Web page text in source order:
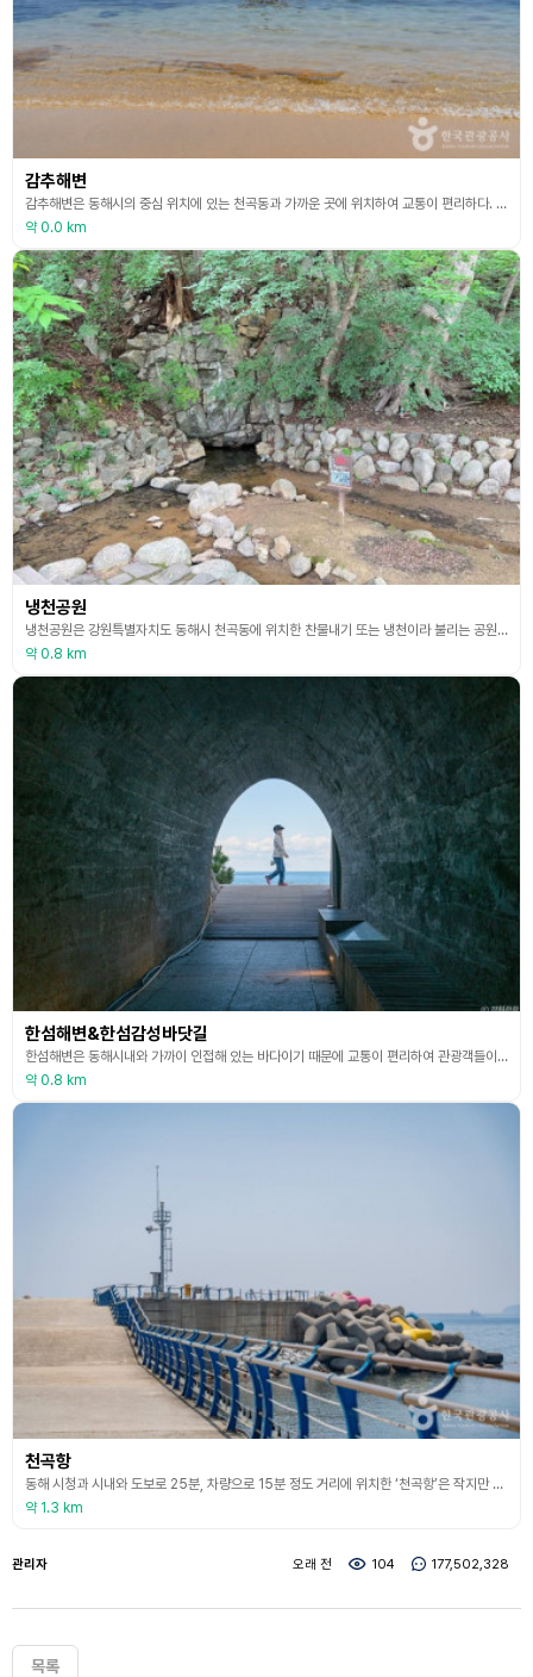
감추해변
감추해변은 동해시의 중심 위치에 있는 천곡동과 가까운 곳에 위치하여 교통이 편리하다. 주변에 좁고 긴 300여 m의 백사장이 있어 조용한 분위기 속에서 여행을 즐길 수 있다. 갯바위와 함께 울창한 송림이 둘러싼 이 해변에서는 바다낚시도 즐길 수 있어 싱싱하고 청정한 활어회를 맛볼 수 있다. 감추해변 인근에는 감추사라는 사찰이 있어 함께 관광을 즐길 수 있다.
약 0.0 km
냉천공원
냉천공원은 강원특별자치도 동해시 천곡동에 위치한 찬물내기 또는 냉천이라 불리는 공원이다. 이곳은 복수초를 비롯한 봄꽃들이 가장 빨리 개화하는 공원으로, 야생화를 사랑하는 사람들이 많이 방문하고 있다. 소규모 공원이지만 운동시설과 놀이시설을 갖추고 있으며, 희귀 수종인 말채나무, 주엽나무를 포함한 다양한 나무들과 야생화들이 산재하고 있어 아이들의 생태학습공원으로도 유명하다.
약 0.8 km
한섬해변&한섬감성바닷길
한섬해변은 동해시내와 가까이 인접해 있는 바다이기 때문에 교통이 편리하여 관광객들이 꼭 한 번은 들르는 관광 명소이다. 한섬이라는 팻말을 따라 언덕 아래로 내려가면 해수욕장과 이어지는 다리가 나오며 하얗고 고운 백사장과 함께 파랗고 넓은 바다가 펼쳐진다. 규모가 작기 때문에 한눈에도 해변의 끝과 끝이 보이고 인근 다른 유명 해변과 달리 한적하고 조용하기 때문에 여유 있게 바다를 즐기고 싶은 사람들이 많이 찾아온다. 해변을 둘러싸고 있는 울창한 송림과 바
약 0.8 km
천곡항
동해 시청과 시내와 도보로 25분, 차량으로 15분 정도 거리에 위치한 ‘천곡항’은 작지만 아름다운 해변 풍경을 가진 동해의 항구이다. 동해의 수많은 해수욕장과 항구와 달리 정말 소박하고 자그마한 천곡항과 그 해안가는 색다른 경험을 제공한다. 아담한 항구이지만 찾아오는 관광객과 현지인을 비롯한 낚시꾼들이 많이 찾는 명소이다.
약 1.3 km
관리자 오래 전 104 177,502,328
목록